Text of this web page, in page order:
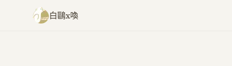
跳至主要內容
白鷗x喚